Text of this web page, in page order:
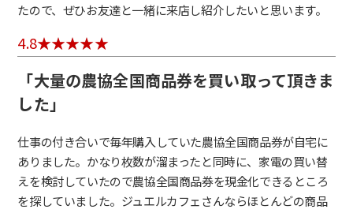
たので、ぜひお友達と一緒に来店し紹介したいと思います。
4.8
「大量の農協全国商品券を買い取って頂きま
した」
仕事の付き合いで毎年購入していた農協全国商品券が自宅に
ありました。かなり枚数が溜まったと同時に、家電の買い替
えを検討していたので農協全国商品券を現金化できるところ
を探していました。ジュエルカフェさんならほとんどの商品